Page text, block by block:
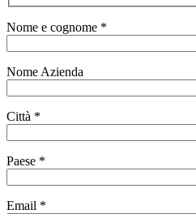
Nome e cognome *
Nome Azienda
Città *
Paese *
Email *